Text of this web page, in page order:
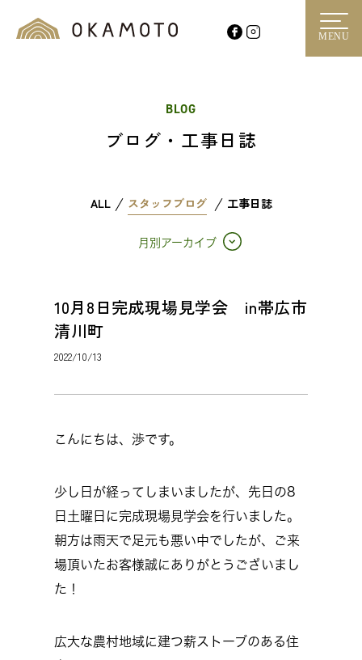
MENU
BLOG
ブログ・工事日誌
ALL スタッフブログ 工事日誌
月別アーカイブ
10月8日完成現場見学会 in帯広市
清川町
2022/10/13
こんにちは、渉です。
少し日が経ってしまいましたが、先日の8
日土曜日に完成現場見学会を行いました。
朝方は雨天で足元も悪い中でしたが、ご来
場頂いたお客様誠にありがとうございまし
た！
広大な農村地域に建つ薪ストーブのある住